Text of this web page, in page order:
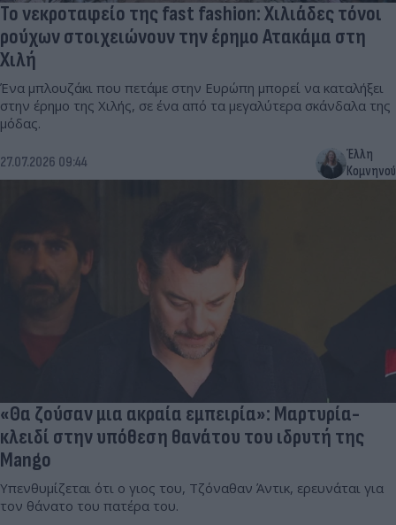
Το νεκροταφείο της fast fashion: Χιλιάδες τόνοι
ρούχων στοιχειώνουν την έρημο Ατακάμα στη
Χιλή
Ένα μπλουζάκι που πετάμε στην Ευρώπη μπορεί να καταλήξει
στην έρημο της Χιλής, σε ένα από τα μεγαλύτερα σκάνδαλα της
μόδας.
27.07.2026 09:44
Έλλη
Κομνηνού
«Θα ζούσαν μια ακραία εμπειρία»: Μαρτυρία-
κλειδί στην υπόθεση θανάτου του ιδρυτή της
Mango
Υπενθυμίζεται ότι ο γιος του, Τζόναθαν Άντικ, ερευνάται για
τον θάνατο του πατέρα του.